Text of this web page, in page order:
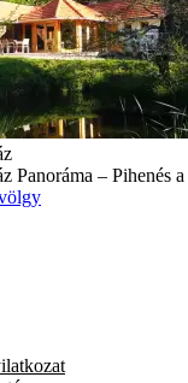
Panoráma – Pihenés